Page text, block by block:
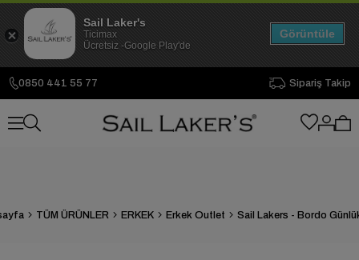
0850 441 55 77 Sipariş Takip
TÜM ÜRÜNLER ERKEK Erkek Outlet
Sail Laker's
Ticimax
Ücretsiz -Google Play'de
Görüntüle